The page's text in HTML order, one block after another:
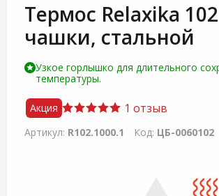
Термос Relaxika
чашки, стальной
Узкое горлышко для длительного
температуры.
Акция 1 отзыв
Артикул: R102.1000.1 Код: ЦБ-0060102